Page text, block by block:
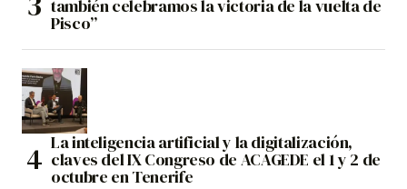
también celebramos la victoria de la vuelta de
Pisco”
La inteligencia artificial y la digitalización,
claves del IX Congreso de ACAGEDE el 1 y 2 de
octubre en Tenerife